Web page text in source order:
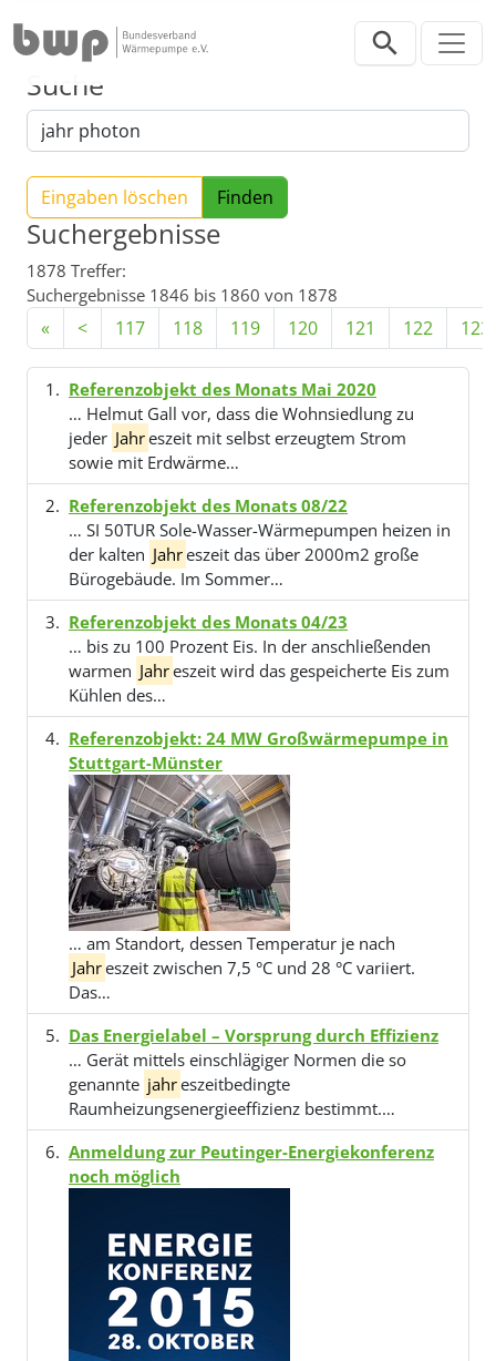
Suche
Eingaben löschen
Suchergebnisse
1878 Treffer:
Suchergebnisse 1846 bis 1860 von 1878
« < 117 118 119 120 121 122 123
Referenzobjekt des Monats Mai 2020
… Helmut Gall vor, dass die Wohnsiedlung zu
jeder Jahreszeit mit selbst erzeugtem Strom
sowie mit Erdwärme…
Referenzobjekt des Monats 08/22
… SI 50TUR Sole-Wasser-Wärmepumpen heizen in
der kalten Jahreszeit das über 2000m2 große
Bürogebäude. Im Sommer…
Referenzobjekt des Monats 04/23
… bis zu 100 Prozent Eis. In der anschließenden
warmen Jahreszeit wird das gespeicherte Eis zum
Kühlen des…
Referenzobjekt: 24 MW Großwärmepumpe in
Stuttgart-Münster
… am Standort, dessen Temperatur je nach
Jahreszeit zwischen 7,5 °C und 28 °C variiert.
Das…
Das Energielabel – Vorsprung durch Effizienz
… Gerät mittels einschlägiger Normen die so
genannte jahreszeitbedingte
Raumheizungsenergieeffizienz bestimmt.…
Anmeldung zur Peutinger-Energiekonferenz
noch möglich